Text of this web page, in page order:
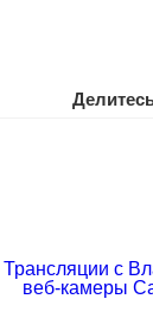
Трансляции с
веб-камеры